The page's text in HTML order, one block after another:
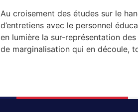
Au croisement des études sur le
d’entretiens avec le personnel
en lumière la sur-représentation
de marginalisation qui en découle,